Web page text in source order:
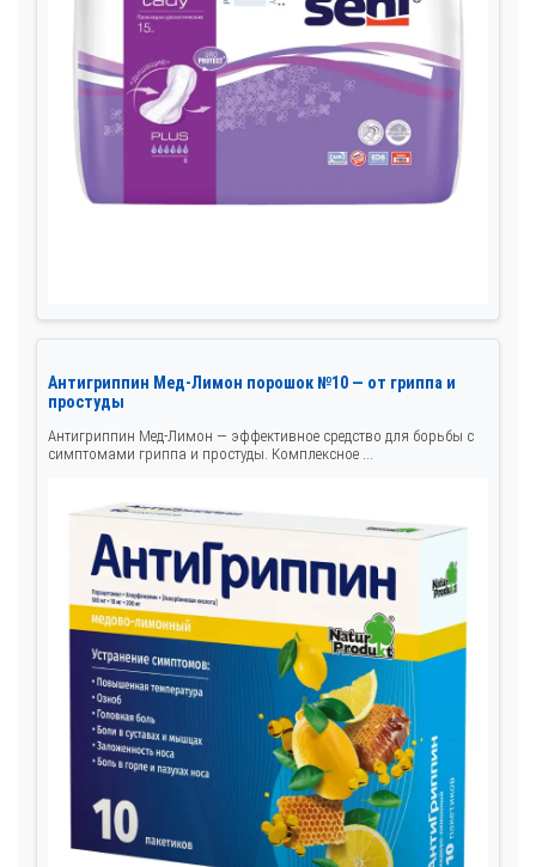
Антигриппин Мед-Лимон порошок №10 — от гриппа и
простуды
Антигриппин Мед-Лимон — эффективное средство для борьбы с
симптомами гриппа и простуды. Комплексное ...